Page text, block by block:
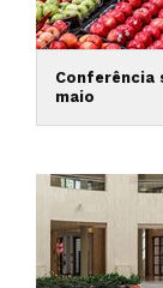
Conferência
maio